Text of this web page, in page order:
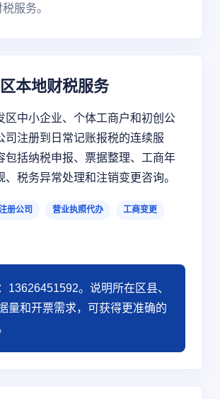
服务。
本地财税服务
区中小企业、个体工商户和初创公
司注册到日常记账报税的连续服
包括纳税申报、票据整理、工商年
、税务异常处理和注销变更咨询。
册公司 营业执照代办 工商变更
13626451592。说明所在区县、
量和开票需求，可获得更准确的